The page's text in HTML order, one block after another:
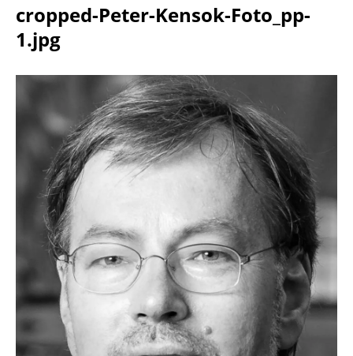
cropped-Peter-Kensok-Foto_pp-
1.jpg